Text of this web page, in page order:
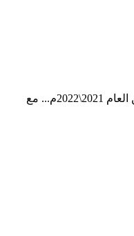
اختبار منطقة الأحمدي في مادة اللغة العربية للصف السادس للفصل الدراسي الثاني من العام 2021\2022م... مع